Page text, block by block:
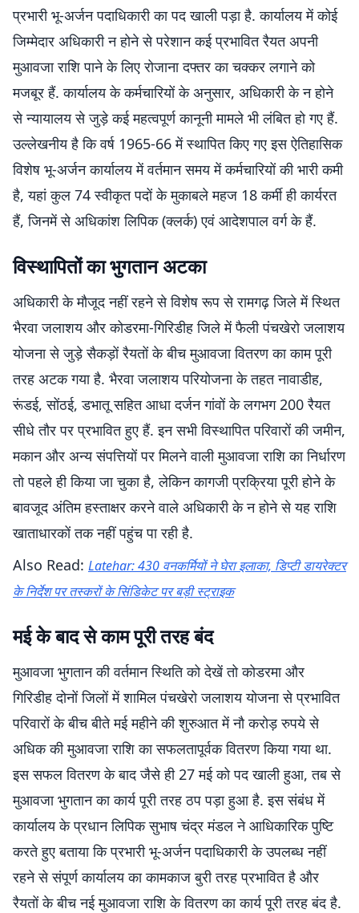
प्रभारी भू-अर्जन पदाधिकारी का पद खाली पड़ा है. कार्यालय में कोई
जिम्मेदार अधिकारी न होने से परेशान कई प्रभावित रैयत अपनी
मुआवजा राशि पाने के लिए रोजाना दफ्तर का चक्कर लगाने को
मजबूर हैं. कार्यालय के कर्मचारियों के अनुसार, अधिकारी के न होने
से न्यायालय से जुड़े कई महत्वपूर्ण कानूनी मामले भी लंबित हो गए हैं.
उल्लेखनीय है कि वर्ष 1965-66 में स्थापित किए गए इस ऐतिहासिक
विशेष भू-अर्जन कार्यालय में वर्तमान समय में कर्मचारियों की भारी कमी
है, यहां कुल 74 स्वीकृत पदों के मुकाबले महज 18 कर्मी ही कार्यरत
हैं, जिनमें से अधिकांश लिपिक (क्लर्क) एवं आदेशपाल वर्ग के हैं.
विस्थापितों का भुगतान अटका
अधिकारी के मौजूद नहीं रहने से विशेष रूप से रामगढ़ जिले में स्थित
भैरवा जलाशय और कोडरमा-गिरिडीह जिले में फैली पंचखेरो जलाशय
योजना से जुड़े सैकड़ों रैयतों के बीच मुआवजा वितरण का काम पूरी
तरह अटक गया है. भैरवा जलाशय परियोजना के तहत नावाडीह,
रूंडई, सोंठई, डभातू सहित आधा दर्जन गांवों के लगभग 200 रैयत
सीधे तौर पर प्रभावित हुए हैं. इन सभी विस्थापित परिवारों की जमीन,
मकान और अन्य संपत्तियों पर मिलने वाली मुआवजा राशि का निर्धारण
तो पहले ही किया जा चुका है, लेकिन कागजी प्रक्रिया पूरी होने के
बावजूद अंतिम हस्ताक्षर करने वाले अधिकारी के न होने से यह राशि
खाताधारकों तक नहीं पहुंच पा रही है.
Also Read: Latehar: 430 वनकर्मियों ने घेरा इलाका, डिप्टी डायरेक्टर
के निर्देश पर तस्करों के सिंडिकेट पर बड़ी स्ट्राइक
मई के बाद से काम पूरी तरह बंद
मुआवजा भुगतान की वर्तमान स्थिति को देखें तो कोडरमा और
गिरिडीह दोनों जिलों में शामिल पंचखेरो जलाशय योजना से प्रभावित
परिवारों के बीच बीते मई महीने की शुरुआत में नौ करोड़ रुपये से
अधिक की मुआवजा राशि का सफलतापूर्वक वितरण किया गया था.
इस सफल वितरण के बाद जैसे ही 27 मई को पद खाली हुआ, तब से
मुआवजा भुगतान का कार्य पूरी तरह ठप पड़ा हुआ है. इस संबंध में
कार्यालय के प्रधान लिपिक सुभाष चंद्र मंडल ने आधिकारिक पुष्टि
करते हुए बताया कि प्रभारी भू-अर्जन पदाधिकारी के उपलब्ध नहीं
रहने से संपूर्ण कार्यालय का कामकाज बुरी तरह प्रभावित है और
रैयतों के बीच नई मुआवजा राशि के वितरण का कार्य पूरी तरह बंद है.